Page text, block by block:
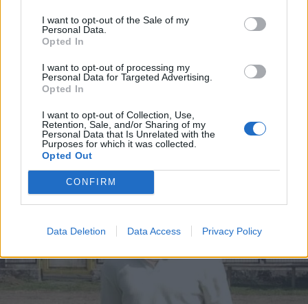
I want to opt-out of the Sale of my
Personal Data.
Opted In
I want to opt-out of processing my
Personal Data for Targeted Advertising.
Opted In
I want to opt-out of Collection, Use,
Retention, Sale, and/or Sharing of my
Personal Data that Is Unrelated with the
Purposes for which it was collected.
Opted Out
CONFIRM
Data Deletion Data Access Privacy Policy
inserito nel girone A lombardo